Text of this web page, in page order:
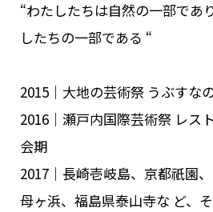
“わたしたちは自然の一部であ
したちの一部である “
2015｜大地の芸術祭 うぶすな
2016｜瀬戸内国際芸術祭 レス
会期
2017｜長崎壱岐島、京都祇園
母ヶ浜、福島県泰山寺な ど、